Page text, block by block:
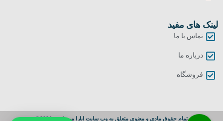
لینک های مفید
تماس با ما
درباره ما
فروشگاه
تمام حقوق مادی و معنوی متعلق به وب سایت ابارا می باشد. 2024©